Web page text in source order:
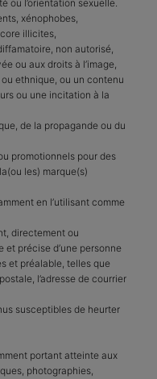
l’orientation sexuelle.
xénophobes,
illicites,
non autorisé,
ou aux droits à l’image,
ethnique, ou un contenu
ou une incitation à la
de la propagande ou du
promotionnels pour des
les) marque(s)
en l’utilisant comme
directement ou
précise d’une personne
et préalable, telles que
l’adresse de courrier
susceptibles de heurter
portant atteinte aux
photographies,